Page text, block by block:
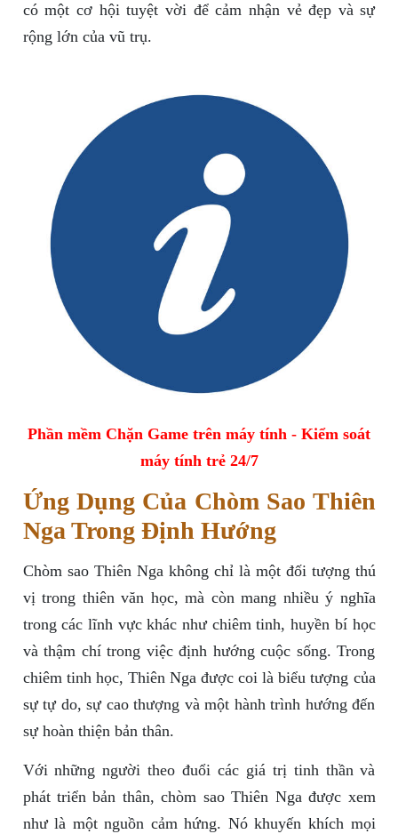
có một cơ hội tuyệt vời để cảm nhận vẻ đẹp và sự
rộng lớn của vũ trụ.
Phần mềm Chặn Game trên máy tính - Kiểm soát
máy tính trẻ 24/7
Ứng Dụng Của Chòm Sao Thiên
Nga Trong Định Hướng
Chòm sao Thiên Nga không chỉ là một đối tượng thú
vị trong thiên văn học, mà còn mang nhiều ý nghĩa
trong các lĩnh vực khác như chiêm tinh, huyền bí học
và thậm chí trong việc định hướng cuộc sống. Trong
chiêm tinh học, Thiên Nga được coi là biểu tượng của
sự tự do, sự cao thượng và một hành trình hướng đến
sự hoàn thiện bản thân.
Với những người theo đuổi các giá trị tinh thần và
phát triển bản thân, chòm sao Thiên Nga được xem
như là một nguồn cảm hứng. Nó khuyến khích mọi